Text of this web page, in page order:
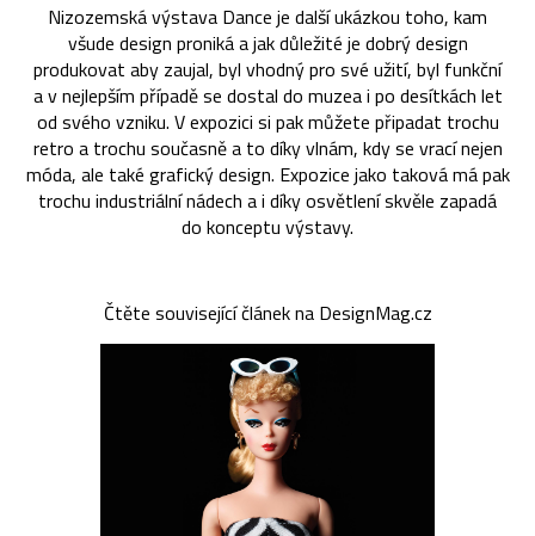
Nizozemská výstava Dance je další ukázkou toho, kam
všude design proniká a jak důležité je dobrý design
produkovat aby zaujal, byl vhodný pro své užití, byl funkční
a v nejlepším případě se dostal do muzea i po desítkách let
od svého vzniku. V expozici si pak můžete připadat trochu
retro a trochu současně a to díky vlnám, kdy se vrací nejen
móda, ale také grafický design. Expozice jako taková má pak
trochu industriální nádech a i díky osvětlení skvěle zapadá
do konceptu výstavy.
Čtěte související článek na DesignMag.cz